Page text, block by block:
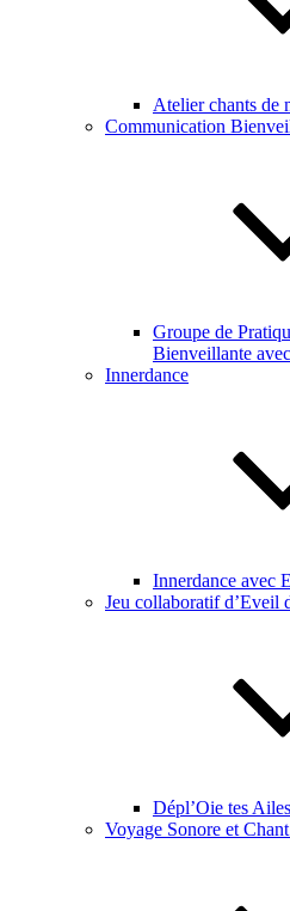
Atelier chants de
Communication
Groupe de
Bienveillante
Innerdance
Innerdance avec
Jeu collaboratif d’Eveil
Dépl’Oie tes
Voyage Sonore et